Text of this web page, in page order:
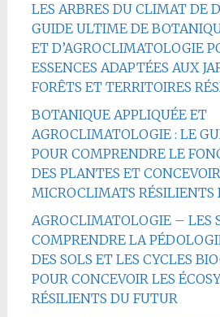
LES ARBRES DU CLIMAT DE
GUIDE ULTIME DE
ET D’AGROCLIMATOLOGIE
ESSENCES ADAPTÉES AUX
FORÊTS ET TERRITOIRES
BOTANIQUE APPLIQUÉE ET
AGROCLIMATOLOGIE : LE
POUR COMPRENDRE LE
DES PLANTES ET
MICROCLIMATS RÉSILIENTS
AGROCLIMATOLOGIE – LES
COMPRENDRE LA
DES SOLS ET LES CYCLES
POUR CONCEVOIR LES
RÉSILIENTS DU FUTUR